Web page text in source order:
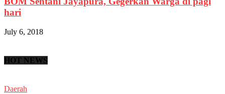
hari
July 6, 2018
HOT NEWS
Daerah